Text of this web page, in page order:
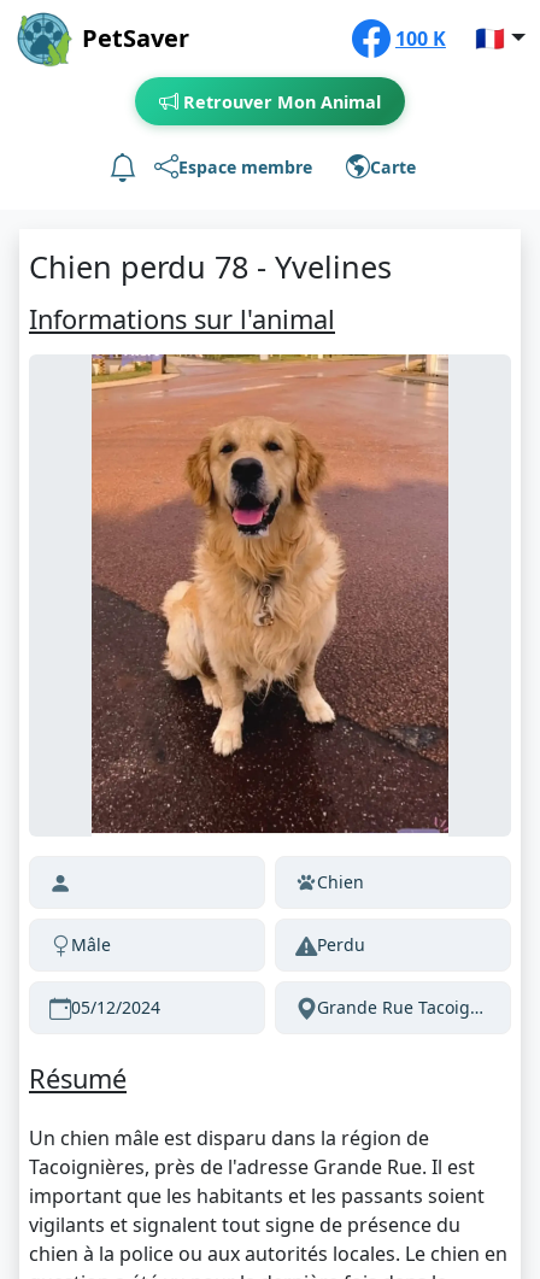
PetSaver 100 K 🇫🇷
Retrouver Mon Animal
Espace membre Carte
Chien perdu 78 - Yvelines
Informations sur l'animal
Chien
Mâle Perdu
05/12/2024 Grande Rue Tacoignières 78910 France
Résumé
Un chien mâle est disparu dans la région de
Tacoignières, près de l'adresse Grande Rue. Il est
important que les habitants et les passants soient
vigilants et signalent tout signe de présence du
chien à la police ou aux autorités locales. Le chien en